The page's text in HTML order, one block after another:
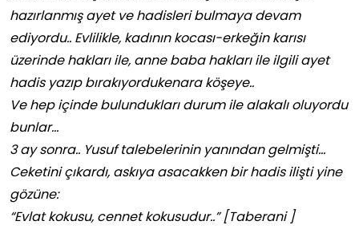
hazırlanmış ayet ve hadisleri bulmaya devam
ediyordu.. Evlilikle, kadının kocası-erkeğin karısı
üzerinde hakları ile, anne baba hakları ile ilgili ayet
hadis yazıp bırakıyordukenara köşeye..
Ve hep içinde bulundukları durum ile alakalı oluyordu
bunlar…
3 ay sonra.. Yusuf talebelerinin yanından gelmişti…
Ceketini çıkardı, askıya asacakken bir hadis ilişti yine
gözüne:
“Evlat kokusu, cennet kokusudur..” [Taberani ]